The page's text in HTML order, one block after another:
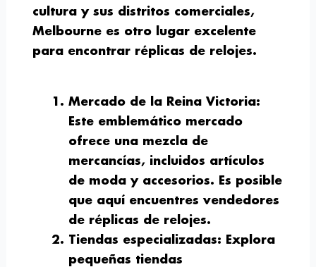
cultura y sus distritos comerciales,
Melbourne es otro lugar excelente
para encontrar réplicas de relojes.
Mercado de la Reina Victoria:
Este emblemático mercado
ofrece una mezcla de
mercancías, incluidos artículos
de moda y accesorios. Es posible
que aquí encuentres vendedores
de réplicas de relojes.
Tiendas especializadas: Explora
pequeñas tiendas